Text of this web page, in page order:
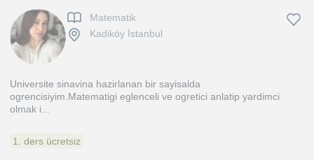
Matematik
Kadiköy İstanbul
Universite sinavina hazirlanan bir sayisalda
ogrencisiyim.Matematigi eglenceli ve ogretici anlatip yardimci
olmak i...
1. ders ücretsiz